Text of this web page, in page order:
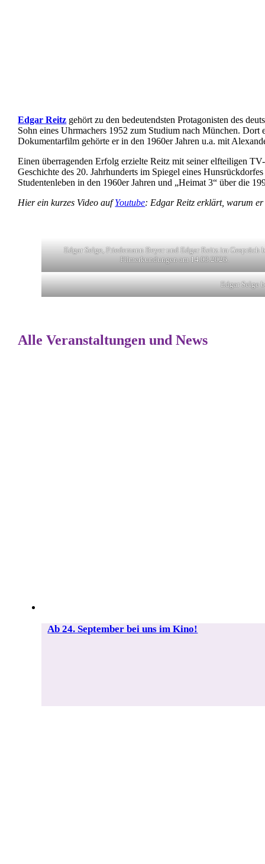
Edgar Reitz gehört zu den bedeutendsten Protagonisten des
Sohn eines Uhrmachers 1952 zum Studium nach München.
Dokumentarfilm gehörte er in den 1960er Jahren u.a. mit
Einen überragenden Erfolg erzielte Reitz mit seiner elfteiligen
Geschichte des 20. Jahrhunderts im Spiegel eines
Studentenleben in den 1960er Jahren und „Heimat 3“ über die
Hier ein kurzes Video aufYoutube: Edgar Reitz erklärt, warum
Edgar Selge, Friedemann Beyer und Edgar Reitz im Gespräch
Filmerkundungen am 14.03.2026.
Edgar Selge
Alle Veranstaltungen und News
Ab 24. September bei uns im Kino!